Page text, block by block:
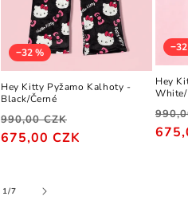
−32 %
Hey Kitty Pyžamo Kalhoty -
Black/Černé
Běžná
990,00 CZK
Výprodejová
675,00 CZK
Hey
1/z7